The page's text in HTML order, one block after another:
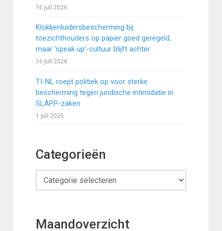
16 juli 2026
Klokkenluidersbescherming bij
toezichthouders op papier goed geregeld,
maar ‘speak up’-cultuur blijft achter
16 juli 2026
TI-NL roept politiek op voor sterke
bescherming tegen juridische intimidatie in
SLAPP-zaken
1 juli 2026
Categorieën
Categorieën
Maandoverzicht